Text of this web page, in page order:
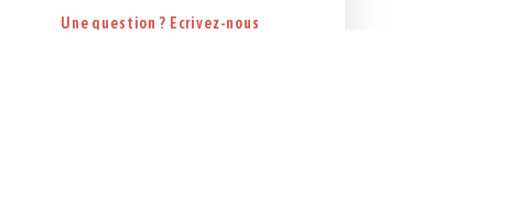
Une question ? Ecrivez-nous